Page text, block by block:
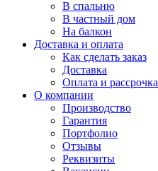
В спальню
В частный дом
На балкон
Доставка и оплата
Как сделать заказ
Доставка
Оплата и рассрочка
О компании
Производство
Гарантия
Портфолио
Отзывы
Реквизиты